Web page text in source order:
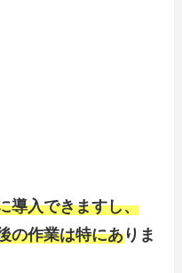
導入できますし、
の作業は特にありま